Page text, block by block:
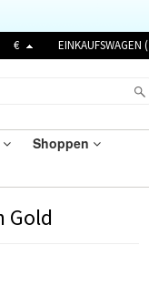
€ EINKAUFSWAGEN (
Shoppen
Gold